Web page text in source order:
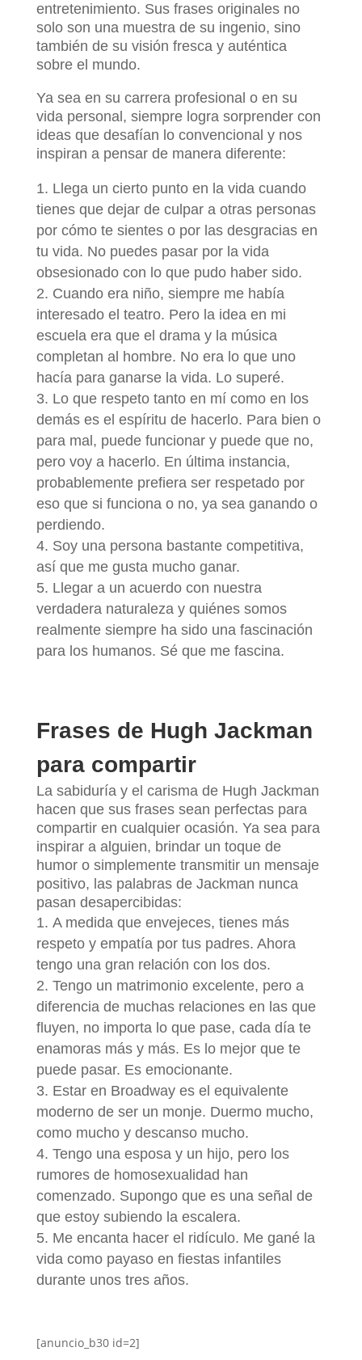
entretenimiento. Sus frases originales no
solo son una muestra de su ingenio, sino
también de su visión fresca y auténtica
sobre el mundo.
Ya sea en su carrera profesional o en su
vida personal, siempre logra sorprender con
ideas que desafían lo convencional y nos
inspiran a pensar de manera diferente:
Llega un cierto punto en la vida cuando
tienes que dejar de culpar a otras personas
por cómo te sientes o por las desgracias en
tu vida. No puedes pasar por la vida
obsesionado con lo que pudo haber sido.
Cuando era niño, siempre me había
interesado el teatro. Pero la idea en mi
escuela era que el drama y la música
completan al hombre. No era lo que uno
hacía para ganarse la vida. Lo superé.
Lo que respeto tanto en mí como en los
demás es el espíritu de hacerlo. Para bien o
para mal, puede funcionar y puede que no,
pero voy a hacerlo. En última instancia,
probablemente prefiera ser respetado por
eso que si funciona o no, ya sea ganando o
perdiendo.
Soy una persona bastante competitiva,
así que me gusta mucho ganar.
Llegar a un acuerdo con nuestra
verdadera naturaleza y quiénes somos
realmente siempre ha sido una fascinación
para los humanos. Sé que me fascina.
Frases de Hugh Jackman
para compartir
La sabiduría y el carisma de Hugh Jackman
hacen que sus frases sean perfectas para
compartir en cualquier ocasión. Ya sea para
inspirar a alguien, brindar un toque de
humor o simplemente transmitir un mensaje
positivo, las palabras de Jackman nunca
pasan desapercibidas:
A medida que envejeces, tienes más
respeto y empatía por tus padres. Ahora
tengo una gran relación con los dos.
Tengo un matrimonio excelente, pero a
diferencia de muchas relaciones en las que
fluyen, no importa lo que pase, cada día te
enamoras más y más. Es lo mejor que te
puede pasar. Es emocionante.
Estar en Broadway es el equivalente
moderno de ser un monje. Duermo mucho,
como mucho y descanso mucho.
Tengo una esposa y un hijo, pero los
rumores de homosexualidad han
comenzado. Supongo que es una señal de
que estoy subiendo la escalera.
Me encanta hacer el ridículo. Me gané la
vida como payaso en fiestas infantiles
durante unos tres años.
[anuncio_b30 id=2]